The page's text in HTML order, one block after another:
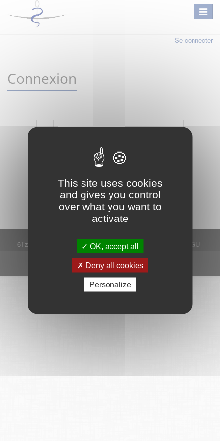
This site uses cookies
and gives you control
over what you want to
activate
OK, accept all
Deny all cookies
Personalize
Se connecter
Connexion
Mot de passe oublié ? Je crée mon compte
Connexion
6Tzen ©2015 - Tous droits réservés Mentions légales
CGU
Plan du site
FAQ
Contact
Ce service est proposé par6Tzen